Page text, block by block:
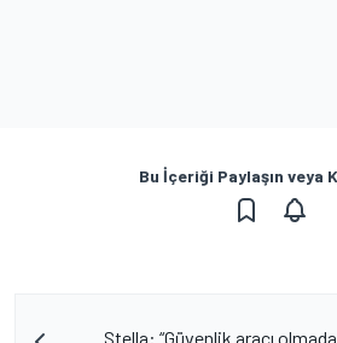
Bu İçeriği Paylaşın veya
Stella: “Güvenlik aracı